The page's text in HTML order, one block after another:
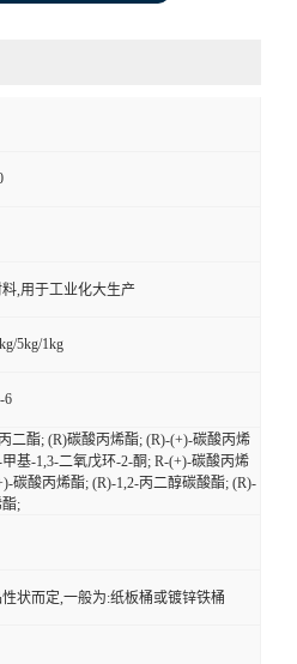
,用于工业化大生产
5kg/1kg
6
二酯; (R)碳酸丙烯酯; (R)-(+)-碳酸丙烯
基-1,3-二氧戊环-2-酮; R-(+)-碳酸丙烯
碳酸丙烯酯; (R)-1,2-丙二醇碳酸酯; (R)-
;
状而定,一般为:纸板桶或镀锌铁桶